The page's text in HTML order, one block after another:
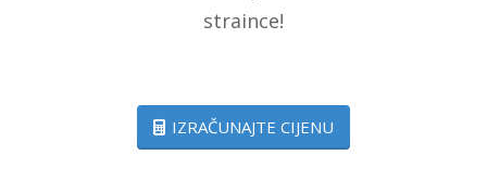
straince!
IZRAČUNAJTE CIJENU